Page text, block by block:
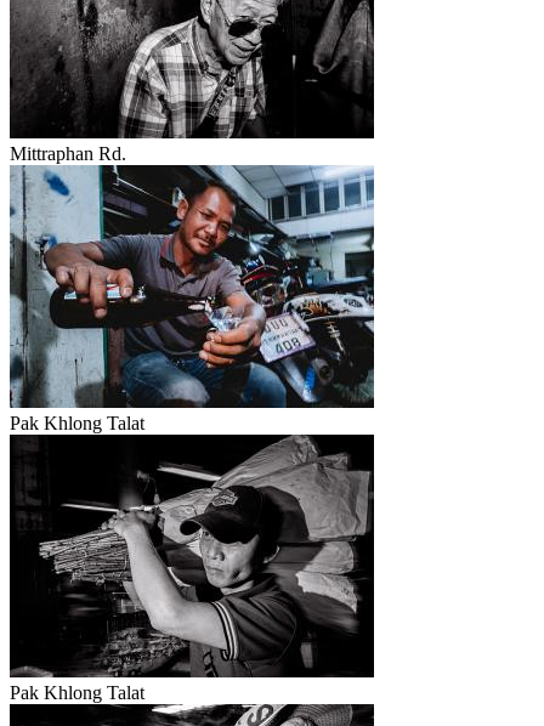
Mittraphan Rd.
Pak Khlong Talat
Pak Khlong Talat